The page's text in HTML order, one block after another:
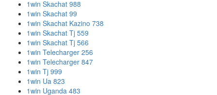
1win Skachat 988
1win Skachat 99
1win Skachat Kazino 738
1win Skachat Tj 559
1win Skachat Tj 566
1win Telecharger 256
1win Telecharger 847
1win Tj 999
1win Ua 823
1win Uganda 483